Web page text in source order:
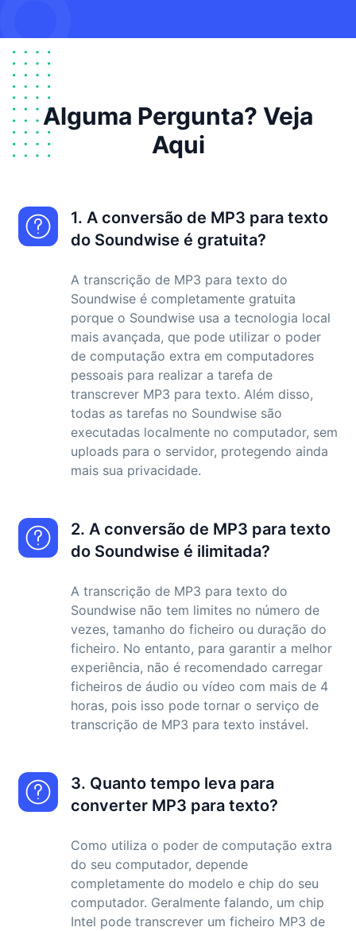
Alguma Pergunta? Veja
Aqui
1. A conversão de MP3 para texto
do Soundwise é gratuita?
A transcrição de MP3 para texto do
Soundwise é completamente gratuita
porque o Soundwise usa a tecnologia local
mais avançada, que pode utilizar o poder
de computação extra em computadores
pessoais para realizar a tarefa de
transcrever MP3 para texto. Além disso,
todas as tarefas no Soundwise são
executadas localmente no computador, sem
uploads para o servidor, protegendo ainda
mais sua privacidade.
2. A conversão de MP3 para texto
do Soundwise é ilimitada?
A transcrição de MP3 para texto do
Soundwise não tem limites no número de
vezes, tamanho do ficheiro ou duração do
ficheiro. No entanto, para garantir a melhor
experiência, não é recomendado carregar
ficheiros de áudio ou vídeo com mais de 4
horas, pois isso pode tornar o serviço de
transcrição de MP3 para texto instável.
3. Quanto tempo leva para
converter MP3 para texto?
Como utiliza o poder de computação extra
do seu computador, depende
completamente do modelo e chip do seu
computador. Geralmente falando, um chip
Intel pode transcrever um ficheiro MP3 de